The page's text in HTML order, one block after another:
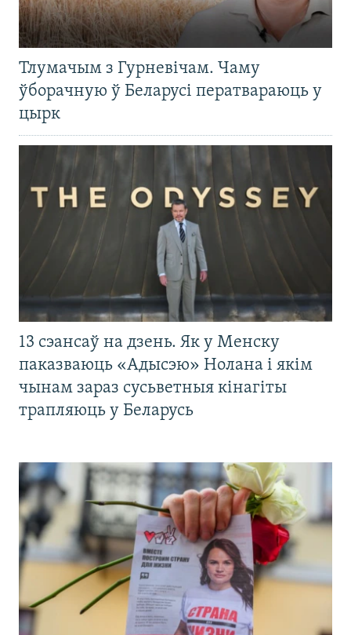
Тлумачым з Гурневічам. Чаму
ўборачную ў Беларусі ператвараюць у
цырк
13 сэансаў на дзень. Як у Менску
паказваюць «Адысэю» Нолана і якім
чынам зараз сусьветныя кінагіты
трапляюць у Беларусь